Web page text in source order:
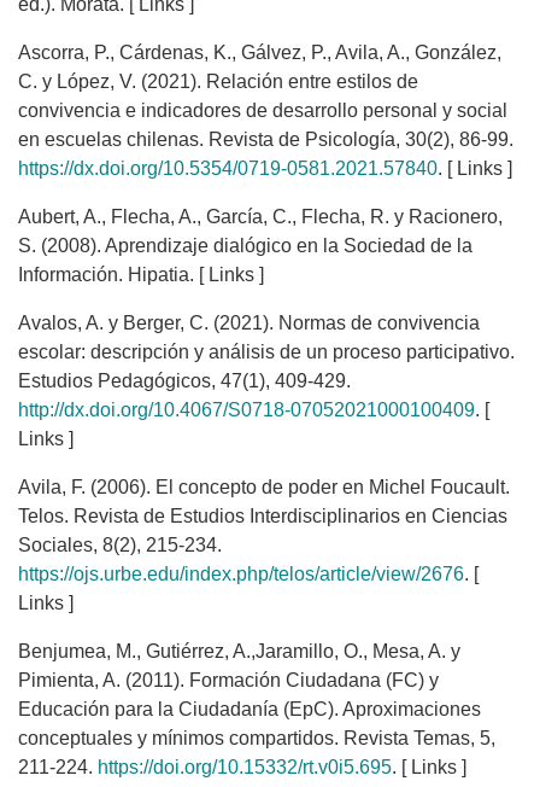
ed.). Morata. [ Links ]
Ascorra, P., Cárdenas, K., Gálvez, P., Avila, A., González,
C. y López, V. (2021). Relación entre estilos de
convivencia e indicadores de desarrollo personal y social
en escuelas chilenas. Revista de Psicología, 30(2), 86-99.
https://dx.doi.org/10.5354/0719-0581.2021.57840. [ Links ]
Aubert, A., Flecha, A., García, C., Flecha, R. y Racionero,
S. (2008). Aprendizaje dialógico en la Sociedad de la
Información. Hipatia. [ Links ]
Avalos, A. y Berger, C. (2021). Normas de convivencia
escolar: descripción y análisis de un proceso participativo.
Estudios Pedagógicos, 47(1), 409-429.
http://dx.doi.org/10.4067/S0718-07052021000100409. [
Links ]
Avila, F. (2006). El concepto de poder en Michel Foucault.
Telos. Revista de Estudios Interdisciplinarios en Ciencias
Sociales, 8(2), 215-234.
https://ojs.urbe.edu/index.php/telos/article/view/2676. [
Links ]
Benjumea, M., Gutiérrez, A.,Jaramillo, O., Mesa, A. y
Pimienta, A. (2011). Formación Ciudadana (FC) y
Educación para la Ciudadanía (EpC). Aproximaciones
conceptuales y mínimos compartidos. Revista Temas, 5,
211-224. https://doi.org/10.15332/rt.v0i5.695. [ Links ]